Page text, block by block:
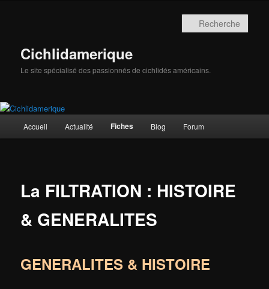
Cichlidamerique
Le site spécialisé des passionnés de cichlidés américains.
principal
Accueil Actualité Fiches Blog Forum
La FILTRATION : HISTOIRE
& GENERALITES
GENERALITES & HISTOIRE